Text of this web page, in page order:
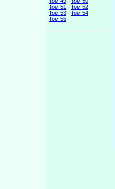
Том 51
Том 52
Том 53
Том 54
Том 55